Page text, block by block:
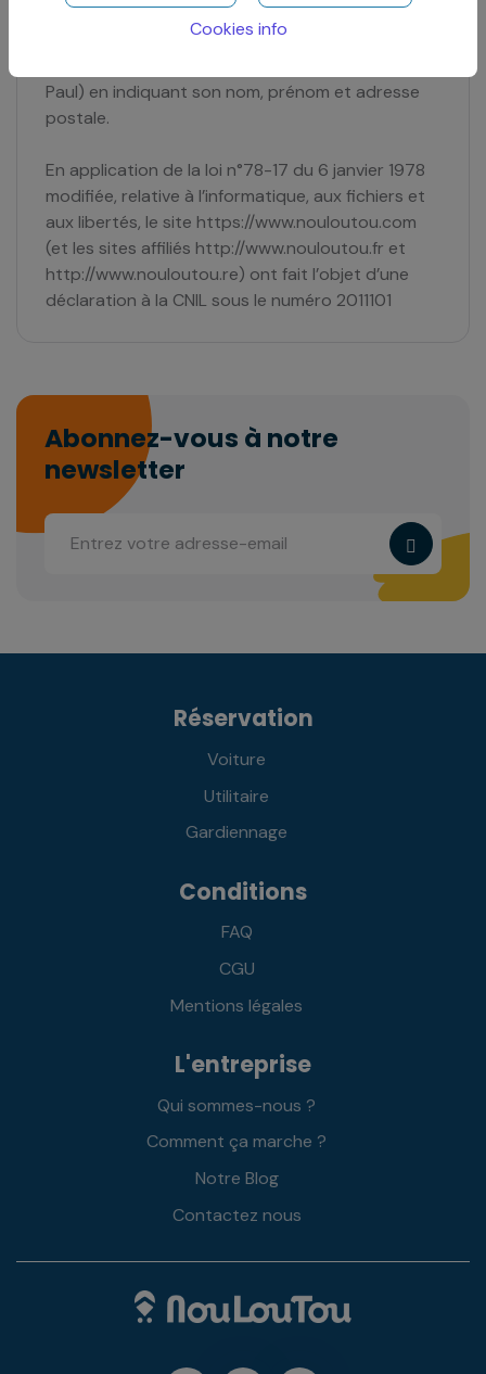
Pour cela, il suffit à l’utilisateur d’en faire la
demande en ligne ou par courrier (NLT REUNION,
Paul) en indiquant son nom, prénom et adresse
postale.
En application de la loi n°78-17 du 6 janvier 1978
modifiée, relative à l’informatique, aux fichiers et
aux libertés, le site https://www.nouloutou.com
(et les sites affiliés http://www.nouloutou.fr et
http://www.nouloutou.re) ont fait l’objet d’une
déclaration à la CNIL sous le numéro 2011101
Abonnez-vous à notre
newsletter
Réservation
Voiture
Utilitaire
Gardiennage
Conditions
FAQ
CGU
Mentions légales
L'entreprise
Qui sommes-nous ?
Comment ça marche ?
Notre Blog
Contactez nous
Cookies info